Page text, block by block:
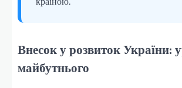
Внесок у розвиток України:
майбутнього